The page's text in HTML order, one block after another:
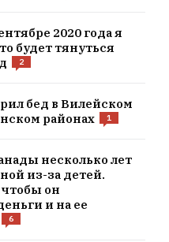
2020 года я
будет тянуться
2
бед в Вилейском
районах
1
несколько лет
из-за детей.
он
и на ее
6